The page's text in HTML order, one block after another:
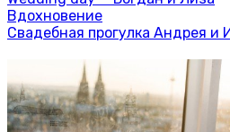
Вдохновение
Свадебная прогулка Андрея и